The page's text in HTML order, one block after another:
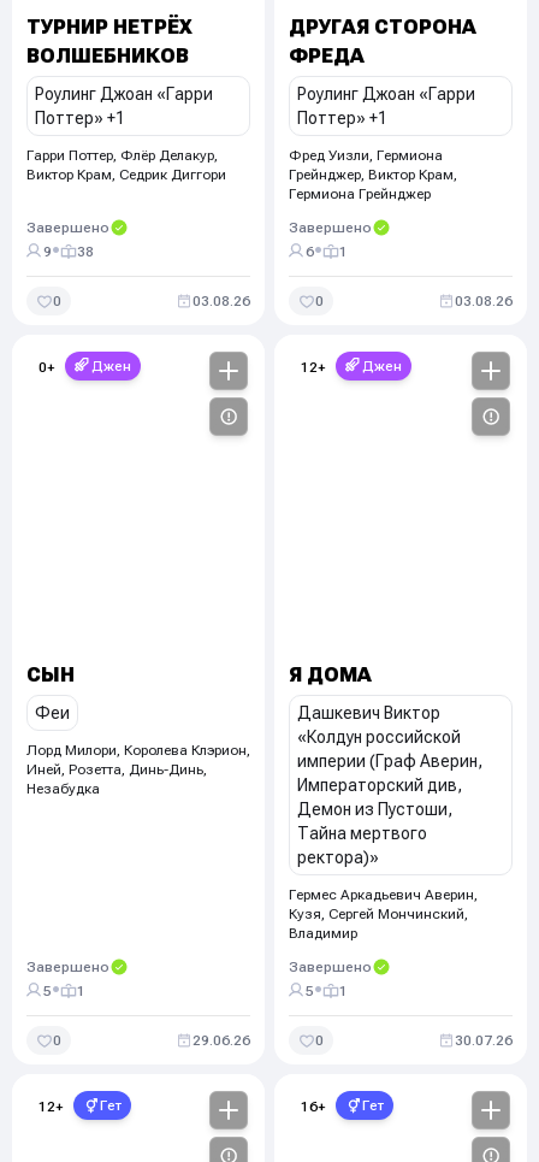
ТУРНИР НЕТРЁХ
ВОЛШЕБНИКОВ
Роулинг Джоан «Гарри
Поттер» +1
Гарри Поттер, Флёр Делакур,
Виктор Крам, Седрик Диггори
Завершено
9• 38
0 03.08.26
ДРУГАЯ СТОРОНА
ФРЕДА
Роулинг Джоан «Гарри
Поттер» +1
Фред Уизли, Гермиона
Грейнджер, Виктор Крам,
Гермиона Грейнджер
Завершено
6• 1
0 03.08.26
0+ Джен
СЫН
Феи
Лорд Милори, Королева Клэрион,
Иней, Розетта, Динь-Динь,
Незабудка
Завершено
5• 1
0 29.06.26
12+ Джен
Я ДОМА
Дашкевич Виктор
«Колдун российской
империи (Граф Аверин,
Императорский див,
Демон из Пустоши,
Тайна мертвого
ректора)»
Гермес Аркадьевич Аверин,
Кузя, Сергей Мончинский,
Владимир
Завершено
5• 1
0 30.07.26
12+ Гет 16+ Гет